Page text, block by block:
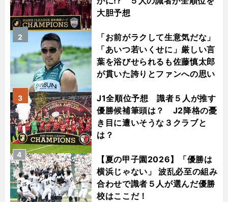
大胆予想
「お前がラクして生意気だな」
「あいつ若いくせに」厳しい言
葉を浴びせられるも佐藤慎太郎
が貫いた誇りとファンへの思い
2
J1全順位予想 識者５人が推す
優勝候補筆頭は？ J2降格の憂
き目に遭いそうな３クラブと
は？
3
【夏の甲子園2026】「優勝は
横浜じゃない」 波乱必至の組み
合わせで識者５人が選んだ優勝
校はここだ！
4